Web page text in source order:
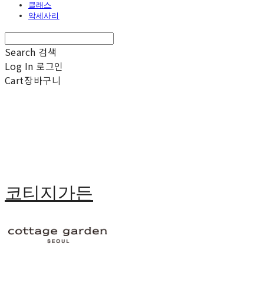
클래스
악세사리
Search 검색
Log In 로그인
Cart장바구니
코티지가든